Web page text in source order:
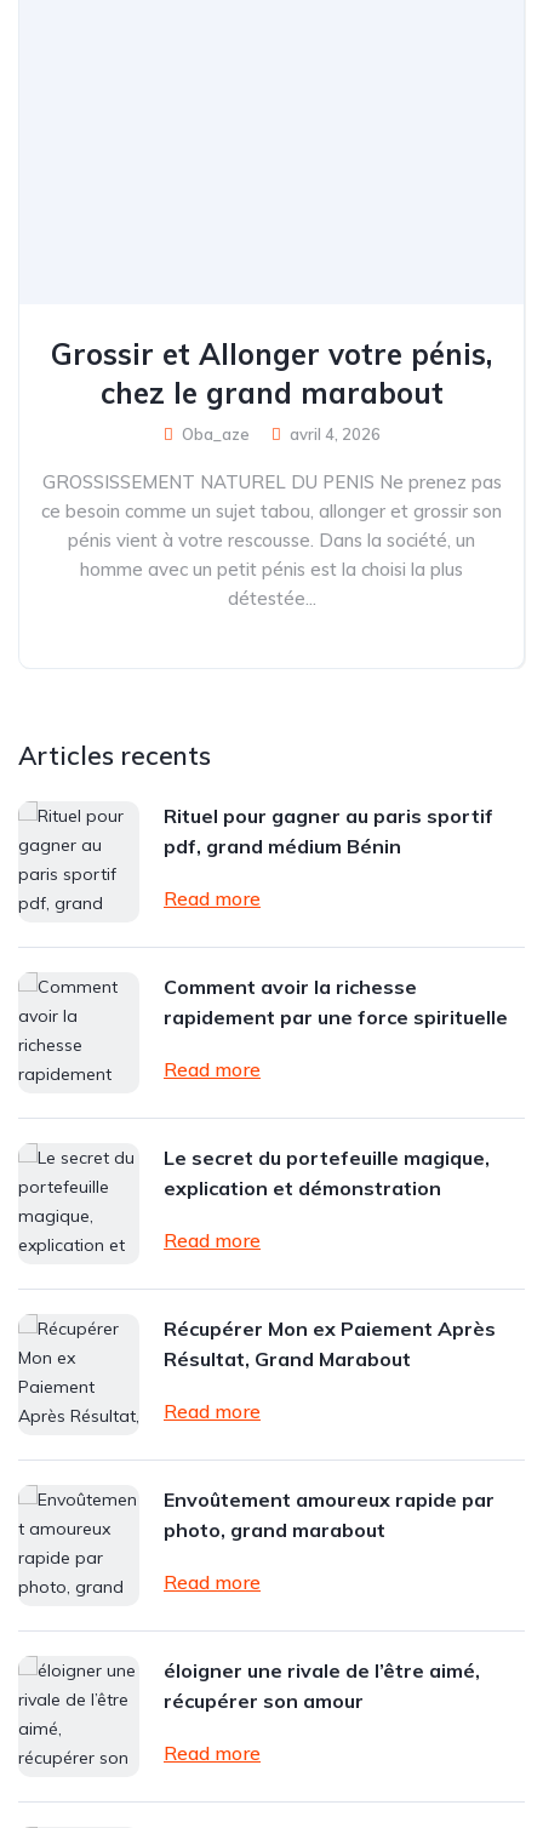
Grossir et Allonger votre pénis,
chez le grand marabout
Oba_aze avril 4, 2026
GROSSISSEMENT NATUREL DU PENIS Ne prenez pas
ce besoin comme un sujet tabou, allonger et grossir son
pénis vient à votre rescousse. Dans la société, un
homme avec un petit pénis est la choisi la plus
détestée...
Articles recents
Rituel pour gagner au paris sportif
pdf, grand médium Bénin
Read more
Comment avoir la richesse
rapidement par une force spirituelle
Read more
Le secret du portefeuille magique,
explication et démonstration
Read more
Récupérer Mon ex Paiement Après
Résultat, Grand Marabout
Read more
Envoûtement amoureux rapide par
photo, grand marabout
Read more
éloigner une rivale de l’être aimé,
récupérer son amour
Read more